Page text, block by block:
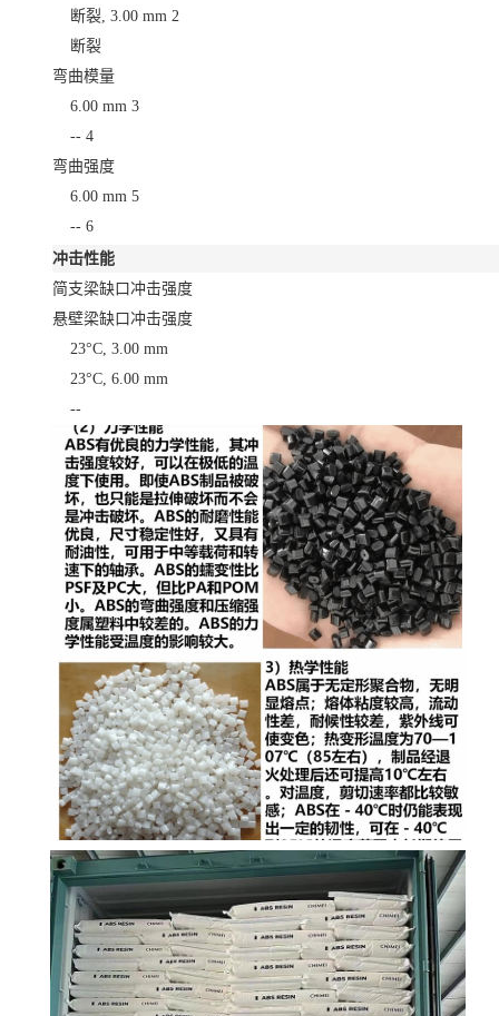
断裂, 3.00 mm 2
断裂
弯曲模量
6.00 mm 3
-- 4
弯曲强度
6.00 mm 5
-- 6
冲击性能
简支梁缺口冲击强度
悬壁梁缺口冲击强度
23°C, 3.00 mm
23°C, 6.00 mm
--